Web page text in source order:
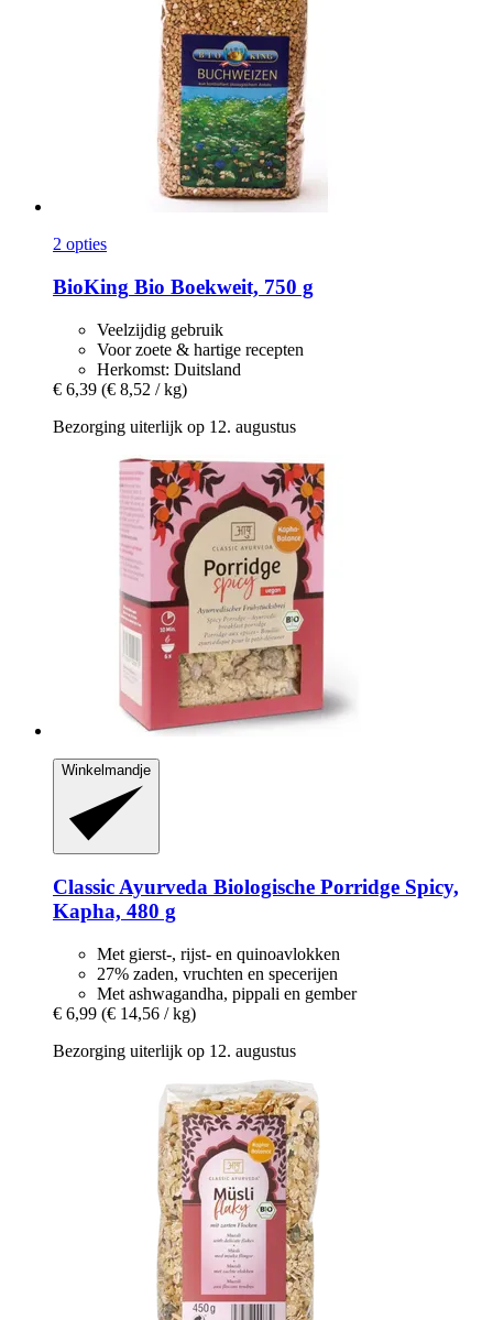
2 opties
BioKing Bio Boekweit, 750 g
Veelzijdig gebruik
Voor zoete & hartige recepten
Herkomst: Duitsland
€ 6,39 (€ 8,52 / kg)
Bezorging uiterlijk op 12. augustus
Winkelmandje
Classic Ayurveda Biologische Porridge Spicy,
Kapha, 480 g
Met gierst-, rijst- en quinoavlokken
27% zaden, vruchten en specerijen
Met ashwagandha, pippali en gember
€ 6,99 (€ 14,56 / kg)
Bezorging uiterlijk op 12. augustus